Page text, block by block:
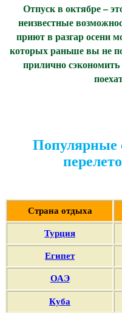
Отпуск в октябре –
неизвестные
приют в разгар осени
которых раньше вы не
прилично
Популярные
Страна отдыха
Турция
Египет
ОАЭ
Куба